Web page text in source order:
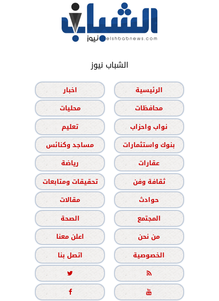
الشباب نيوز
الرئيسية
اخبار
محافظات
محليات
نواب واحزاب
تعليم
بنوك واستثمارات
مساجد وكنائس
عقارات
رياضة
ثقافة وفن
تحقيقات ومتابعات
حوادث
مقالات
المجتمع
الصحة
من نحن
اعلن معنا
الخصوصية
اتصل بنا



